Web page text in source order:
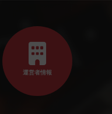
運営者情報